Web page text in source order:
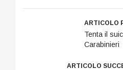
ARTICOLO
Tenta il
Carabinieri
ARTICOLO